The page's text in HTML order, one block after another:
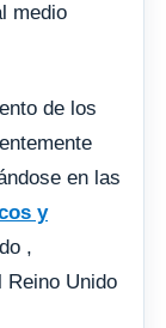
medio
de los
en las
y
,
Reino Unido